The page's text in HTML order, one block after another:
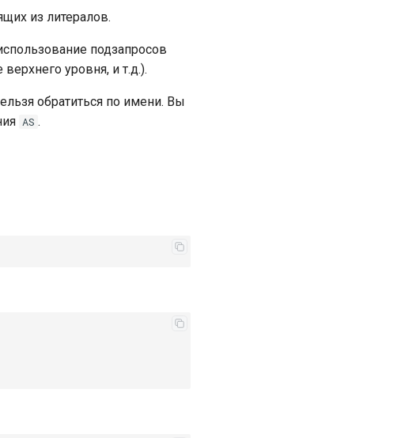
из литералов.
подзапросов
уровня, и т.д.).
обратиться по имени. Вы
AS .